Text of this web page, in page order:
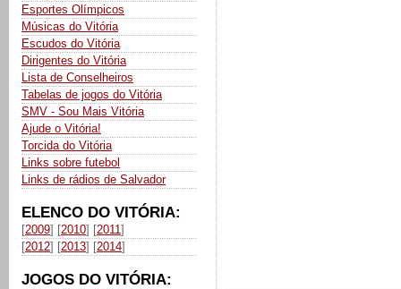
Esportes Olímpicos
Músicas do Vitória
Escudos do Vitória
Dirigentes do Vitória
Lista de Conselheiros
Tabelas de jogos do Vitória
SMV - Sou Mais Vitória
Ajude o Vitória!
Torcida do Vitória
Links sobre futebol
Links de rádios de Salvador
ELENCO DO VITÓRIA:
[2009] [2010] [2011]
[2012] [2013] [2014]
JOGOS DO VITÓRIA: